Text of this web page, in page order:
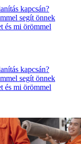
kapcsán?
segít önnek
és mi örömmel
kapcsán?
segít önnek
és mi örömmel